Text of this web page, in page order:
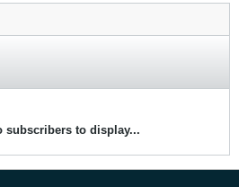
subscribers to display...